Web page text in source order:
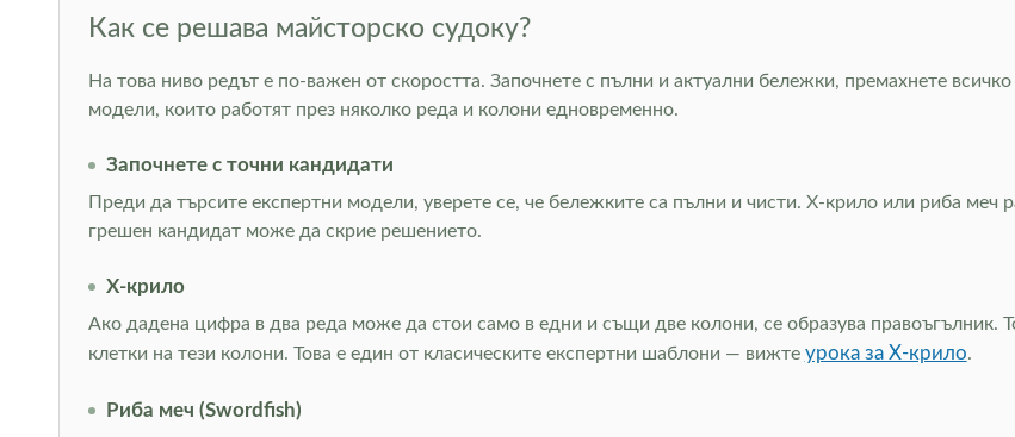
Как се решава майсторско судоку?
На това ниво редът е по-важен от скоростта. Започнете с пълни и актуални бележки, премахнете
модели, които работят през няколко реда и колони едновременно.
Започнете с точни кандидати
Преди да търсите експертни модели, уверете се, че бележките са пълни и чисти. Х-крило или риба меч
грешен кандидат може да скрие решението.
Х-крило
Ако дадена цифра в два реда може да стои само в едни и същи две колони, се образува правоъгълник.
клетки на тези колони. Това е един от класическите експертни шаблони — вижте урока за Х-крило.
Риба меч (Swordfish)